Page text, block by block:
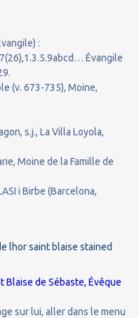
:
Évangile
(v. 673-735), Moine,
s.j., La Villa Loyola,
Moine de la Famille de
i Birbe (Barcelona,
Blaise de Sébaste, Évêque
sur lui, aller dans le menu